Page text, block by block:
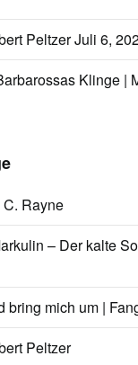
PeltzerJuli 6,
Klinge |
Rayne
– Der kalte
bring mich um |
Peltzer